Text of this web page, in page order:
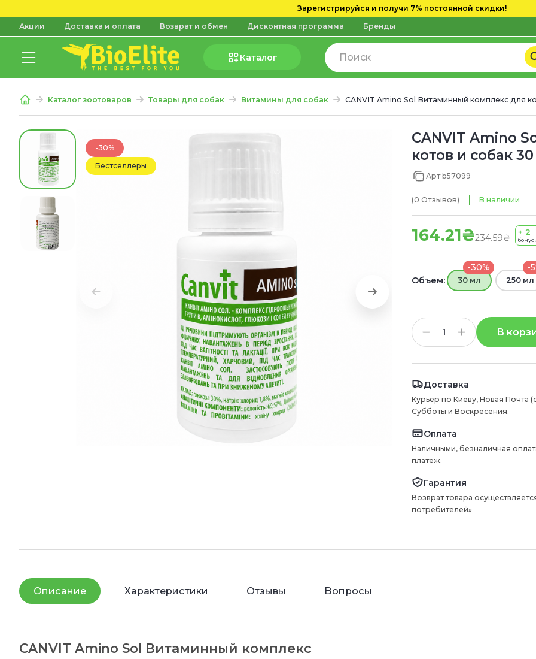
Зарегистрируйся и получи 7% постоянной скидки!
Акции Доставка и оплата Возврат и обмен Дисконтная программа Бренды
Каталог
Каталог зоотоваров Товары для собак Витамины для собак CANVIT Amino Sol Витаминный комплекс для
-30%
Бестселлеры
CANVIT Amino
котов и собак
Арт b57099
(0 Отзывов) В наличии
164.21₴234.59₴
+ 2
Объем:
-30%
30 мл
-
250 мл
В
Доставка
Курьер по Киеву, Новая Почта
Субботы и Воскресения.
Оплата
Наличными, безналичная
платеж.
Гарантия
Возврат товара
потребителей»
Описание Характеристики Отзывы Вопросы
CANVIT Amino Sol Витаминный комплекс